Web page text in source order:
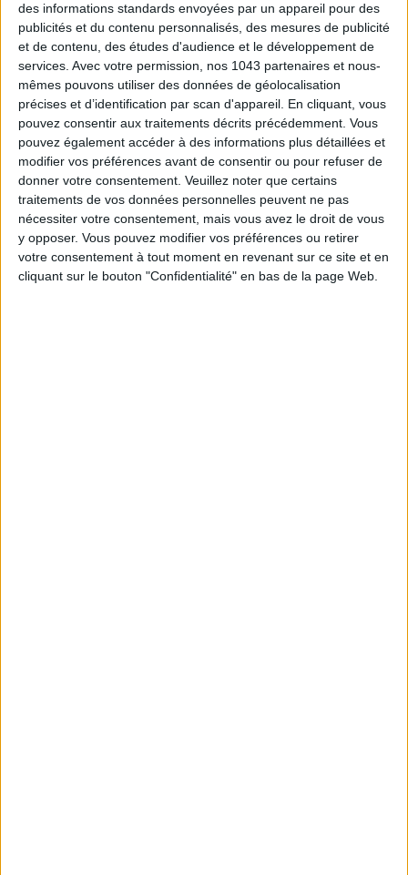
des informations standards envoyées par un appareil pour des
publicités et du contenu personnalisés, des mesures de publicité
et de contenu, des études d'audience et le développement de
services. Avec votre permission, nos 1043 partenaires et nous-
mêmes pouvons utiliser des données de géolocalisation
précises et d’identification par scan d'appareil. En cliquant, vous
pouvez consentir aux traitements décrits précédemment. Vous
pouvez également accéder à des informations plus détaillées et
modifier vos préférences avant de consentir ou pour refuser de
donner votre consentement. Veuillez noter que certains
traitements de vos données personnelles peuvent ne pas
nécessiter votre consentement, mais vous avez le droit de vous
y opposer. Vous pouvez modifier vos préférences ou retirer
votre consentement à tout moment en revenant sur ce site et en
cliquant sur le bouton "Confidentialité" en bas de la page Web.
15 IDEAS FOR ENJOYING AUGUST IN PARIS